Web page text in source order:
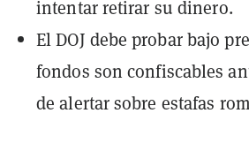
intentar retirar su dinero.
El DOJ debe probar bajo
fondos son confiscables
de alertar sobre estafas